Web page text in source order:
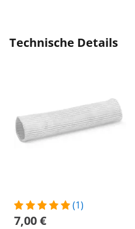
Technische Details
(1)
7,00 €